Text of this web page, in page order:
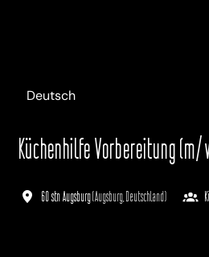
Deutsch
Küchenhilfe Vorbereitung
60 stn Augsburg(Augsburg Deutschland)